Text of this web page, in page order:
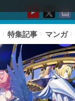
特集記事 マンガ